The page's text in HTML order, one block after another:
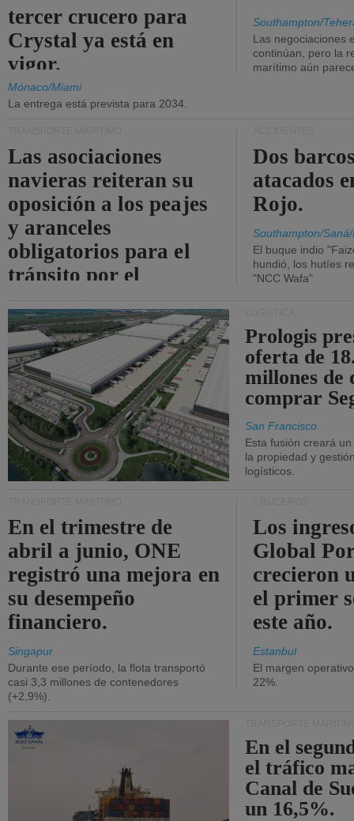
tercer crucero para
Crystal ya está en
vigor.
Mónaco/Miami
La entrega está prevista para 2034.
Southampton/
Las negociaciones
continúan, pero la
marítimo aún
Las asociaciones
navieras reiteran su
oposición a los peajes
y aranceles
obligatorios para el
tránsito por el
Dos
atacados
Rojo.
Southampton/
El buque indio
hundió, los hutíes
"NCC Wafa"
Prologis
oferta de
millones de
comprar
San Francisco
Esta fusión creará
la propiedad y
logísticos.
En el trimestre de
abril a junio, ONE
registró una mejora en
su desempeño
financiero.
Singapur
Durante ese período, la flota transportó
casi 3,3 millones de contenedores
(+2,9%).
Los
Global
crecieron
el primer
este año.
Estanbul
El margen
22%.
En el
el tráfico
Canal de
un 16,5%.